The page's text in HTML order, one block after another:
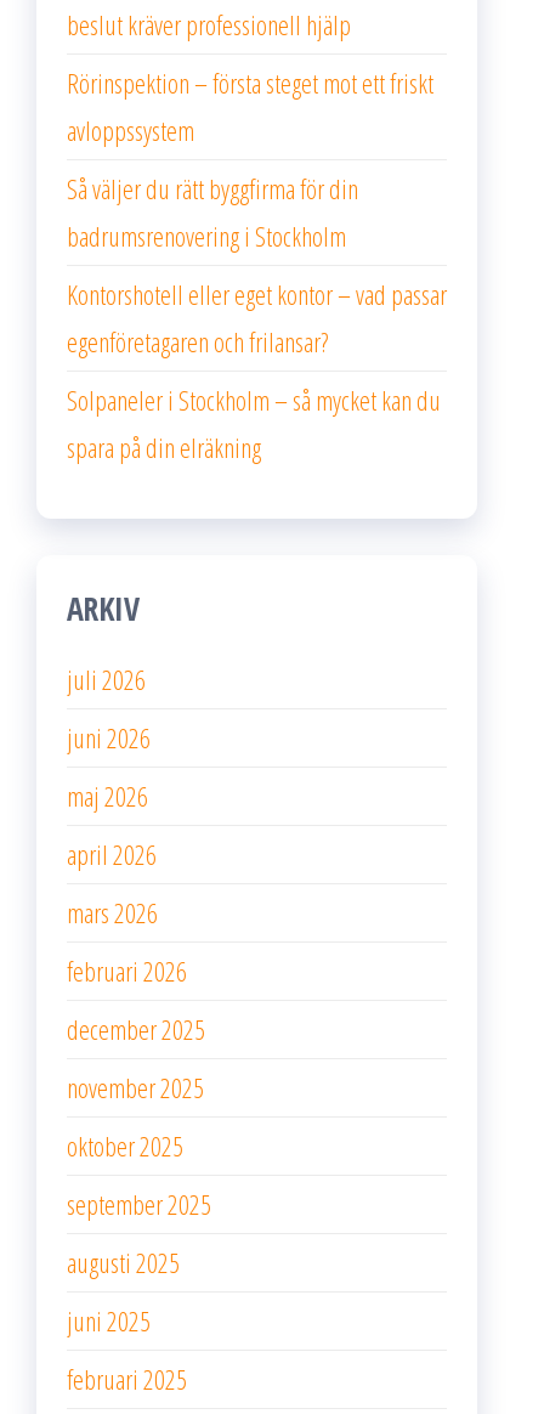
beslut kräver professionell hjälp
Rörinspektion – första steget mot ett friskt
avloppssystem
Så väljer du rätt byggfirma för din
badrumsrenovering i Stockholm
Kontorshotell eller eget kontor – vad passar
egenföretagaren och frilansar?
Solpaneler i Stockholm – så mycket kan du
spara på din elräkning
ARKIV
juli 2026
juni 2026
maj 2026
april 2026
mars 2026
februari 2026
december 2025
november 2025
oktober 2025
september 2025
augusti 2025
juni 2025
februari 2025